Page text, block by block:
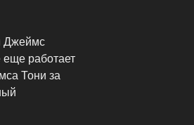
Джеймс
работает
Тони за